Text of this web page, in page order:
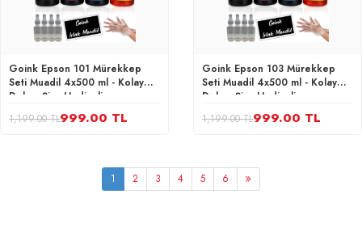
Goink Epson 101 Mürekkep
Seti Muadil 4x500 ml - Kolay
Dolum Şişe Hediyeli
1,199.00 TL999.00 TL
Goink Epson 103 Mürekkep
Seti Muadil 4x500 ml - Kolay
Dolum Şişe Hediyeli
1,199.00 TL999.00 TL
1 2 3 4 5 6